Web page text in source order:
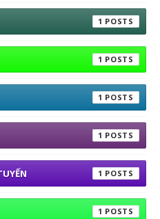
1
1
1
1
1
1